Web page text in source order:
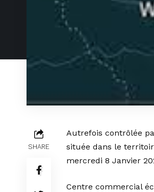
SHARE
Autrefois contrôlée
située dans le
mercredi 8 Janvier
Centre commercial